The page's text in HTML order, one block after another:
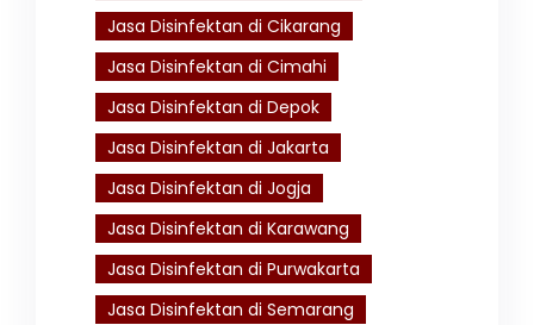
Jasa Disinfektan di Cikarang
Jasa Disinfektan di Cimahi
Jasa Disinfektan di Depok
Jasa Disinfektan di Jakarta
Jasa Disinfektan di Jogja
Jasa Disinfektan di Karawang
Jasa Disinfektan di Purwakarta
Jasa Disinfektan di Semarang